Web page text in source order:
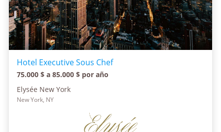
Hotel Executive Sous Chef
75.000 $ a 85.000 $ por año
Elysée New York
New York, NY